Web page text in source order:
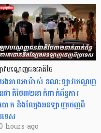
វបណ្តេញជនជាតិថៃ
រងភាពអាម៉ាស់ ខណៈឡាវបណ្តេញ
ជាតិថៃ៣២នាក់ពាក់ព័ន្ធការ
ោក និងល្បែងអនឡាញចេញពី
ទេស
hours ago